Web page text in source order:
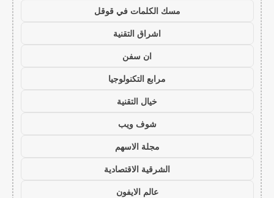
مسك الكلمات في قوقل
اشراق التقنية
ان سفن
مرابع التكنولوجيا
خيال التقنية
شوف ويب
مجلة الاسهم
الشرقية الاقتصادية
عالم الايفون